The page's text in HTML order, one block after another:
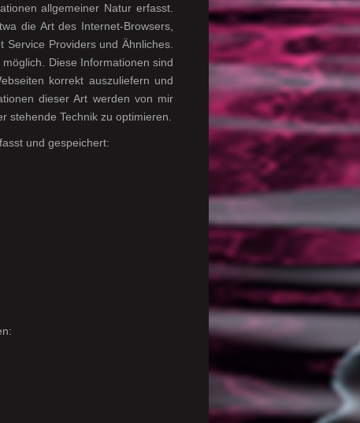
allgemeiner Natur erfasst.
die Art des Internet-Browsers,
Providers und Ähnliches.
Diese Informationen sind
korrekt auszuliefern und
dieser Art werden von mir
stehende Technik zu optimieren.
und gespeichert: